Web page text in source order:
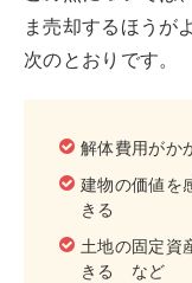
ま売却するほうが
次のとおりです。
解体費用がか
建物の価値を
きる
土地の固定資
きる など